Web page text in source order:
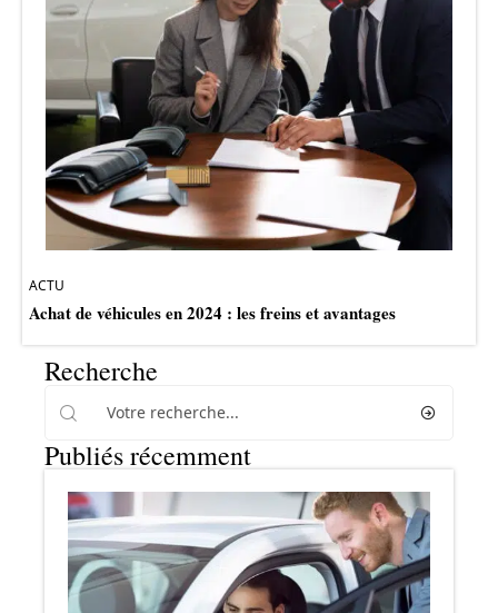
ACTU
Achat de véhicules en 2024 : les freins et avantages
Recherche
Publiés récemment